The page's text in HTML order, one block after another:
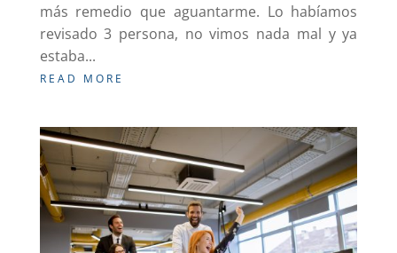
más remedio que aguantarme. Lo habíamos
revisado 3 persona, no vimos nada mal y ya
estaba...
READ MORE